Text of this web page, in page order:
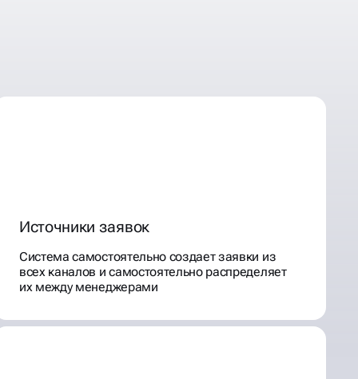
Источники заявок
Система самостоятельно создает заявки из
всех каналов и самостоятельно распределяет
их между менеджерами